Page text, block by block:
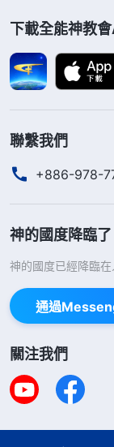
下載全能神教
聯繫我們
+886-978-
神的國度降臨了
神的國度已經降臨
通過
關注我們